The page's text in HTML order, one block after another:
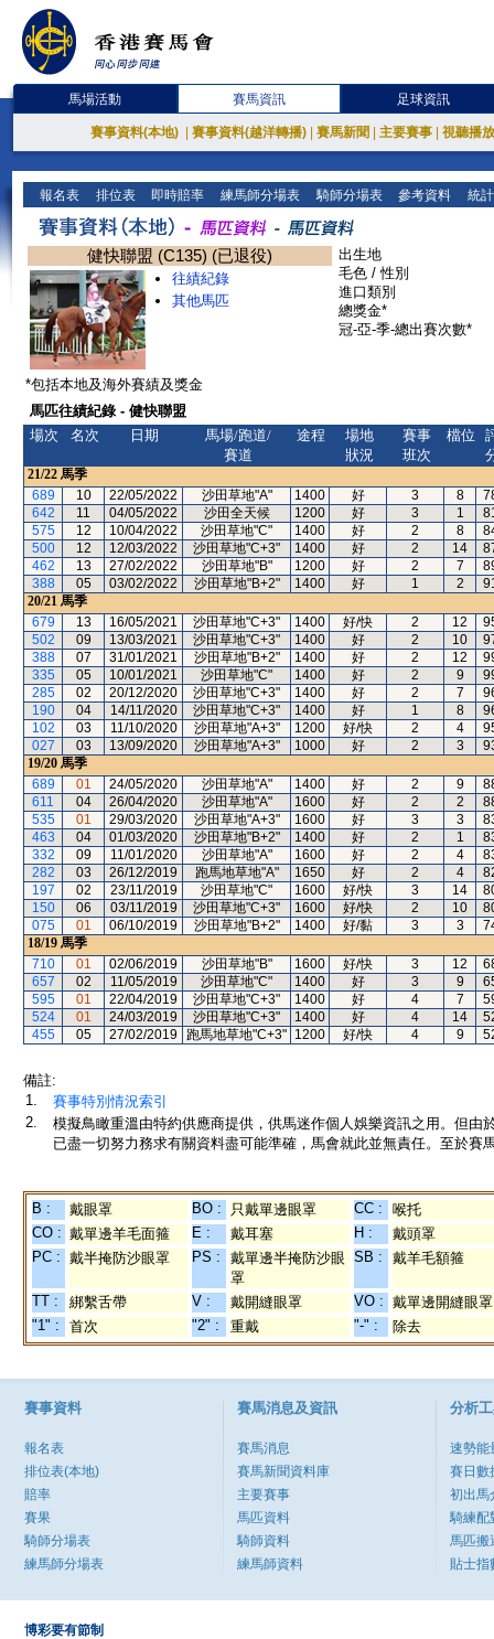
馬場活動 賽馬資訊 足球資訊
賽事資料(本地) 賽事資料(越洋轉播) 賽馬新聞 主要賽事 視聽播
報名表 排位表 即時賠率 練馬師分場表 騎師分場表 參考資料 統
健快聯盟 (C135) (已退役)
往績紀錄
其他馬匹
出生地
毛色 / 性別
進口類別
總獎金*
冠-亞-季-總出賽次數*
*包括本地及海外賽績及獎金
馬匹往績紀錄 - 健快聯盟
場次
名次 日期
馬場/跑道/
賽道
途程
場地
狀況
賽事
班次
檔位
21/22 馬季
689
10 22/05/2022 沙田草地"A" 1400 好 3 8
642
11 04/05/2022 沙田全天候 1200 好 3 1
575
12 10/04/2022 沙田草地"C" 1400 好 2 8
500
12 12/03/2022 沙田草地"C+3" 1400 好 2 14
462
13 27/02/2022 沙田草地"B" 1200 好 2 7
388
05 03/02/2022 沙田草地"B+2" 1400 好 1 2
20/21 馬季
679
13 16/05/2021 沙田草地"C+3" 1400 好/快 2 12
502
09 13/03/2021 沙田草地"C+3" 1400 好 2 10
388
07 31/01/2021 沙田草地"B+2" 1400 好 2 12
335
05 10/01/2021 沙田草地"C" 1400 好 2 9
285
02 20/12/2020 沙田草地"C+3" 1400 好 2 7
190
04 14/11/2020 沙田草地"C+3" 1400 好 1 8
102
03 11/10/2020 沙田草地"A+3" 1200 好/快 2 4
027
03 13/09/2020 沙田草地"A+3" 1000 好 2 3
19/20 馬季
689
01 24/05/2020 沙田草地"A" 1400 好 2 9
611
04 26/04/2020 沙田草地"A" 1600 好 2 2
535
01 29/03/2020 沙田草地"A+3" 1600 好 3 3
463
04 01/03/2020 沙田草地"B+2" 1400 好 2 1
332
09 11/01/2020 沙田草地"A" 1600 好 2 4
282
03 26/12/2019 跑馬地草地"A" 1650 好 2 4
197
02 23/11/2019 沙田草地"C" 1600 好/快 3 14
150
06 03/11/2019 沙田草地"C+3" 1600 好/快 2 10
075
01 06/10/2019 沙田草地"B+2" 1400 好/黏 3 3
18/19 馬季
710
01 02/06/2019 沙田草地"B" 1600 好/快 3 12
657
02 11/05/2019 沙田草地"C" 1400 好 3 9
595
01 22/04/2019 沙田草地"C+3" 1400 好 4 7
524
01 24/03/2019 沙田草地"C+3" 1400 好 4 14
455
05 27/02/2019 跑馬地草地"C+3" 1200 好/快 4 9
備註:
1.
賽事特別情況索引
2.
模擬鳥瞰重溫由特約供應商提供，供馬迷作個人娛樂資訊之用。但
已盡一切努力務求有關資料盡可能準確，馬會就此並無責任。至於賽
B : 戴眼罩 BO : 只戴單邊眼罩 CC :
喉托
CO : 戴單邊羊毛面箍 E : 戴耳塞 H :
戴頭罩
PC : 戴半掩防沙眼罩 PS :
戴單邊半掩防沙眼
罩
SB : 戴羊毛額箍
TT : 綁繫舌帶 V : 戴開縫眼罩 VO : 戴單邊開縫眼罩
"1" :
首次 "2" : 重戴 "-" : 除去
賽事資料
報名表
排位表(本地)
賠率
賽果
騎師分場表
練馬師分場表
賽馬消息及資訊
賽馬消息
賽馬新聞資料庫
主要賽事
馬匹資料
騎師資料
練馬師資料
分析
速勢能
賽日數
初出馬
騎練配
馬匹搬
貼士指
博彩要有節制